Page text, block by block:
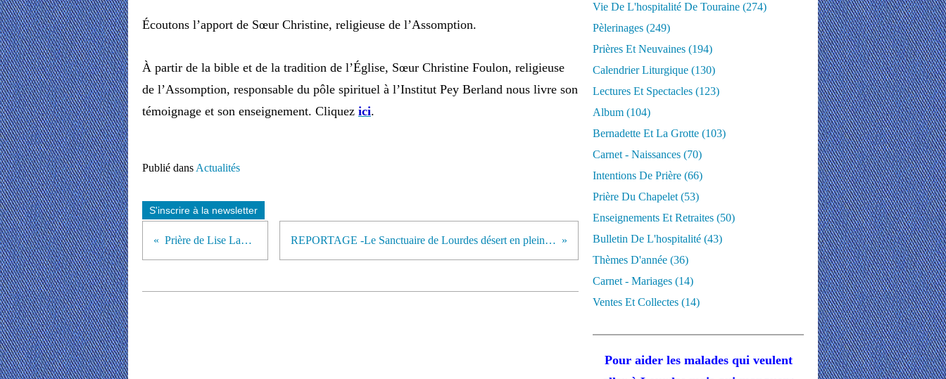
Écoutons l’apport de Sœur Christine, religieuse de l’Assomption.
À partir de la bible et de la tradition de l’Église, Sœur Christine Foulon, religieuse
de l’Assomption, responsable du pôle spirituel à l’Institut Pey Berland nous livre son
témoignage et son enseignement. Cliquez ici.
Publié dans Actualités
S'inscrire à la newsletter
Prière de Lise Lachance. REPORTAGE -Le Sanctuaire de Lourdes désert en plein mois de mai.
Vie De L'hospitalité De Touraine (274)
Pèlerinages (249)
Prières Et Neuvaines (194)
Calendrier Liturgique (130)
Lectures Et Spectacles (123)
Album (104)
Bernadette Et La Grotte (103)
Carnet - Naissances (70)
Intentions De Prière (66)
Prière Du Chapelet (53)
Enseignements Et Retraites (50)
Bulletin De L'hospitalité (43)
Thèmes D'année (36)
Carnet - Mariages (14)
Ventes Et Collectes (14)
Pour aider les malades qui veulent